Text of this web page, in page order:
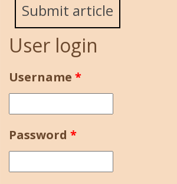
Submit article
User login
Username *
Password *